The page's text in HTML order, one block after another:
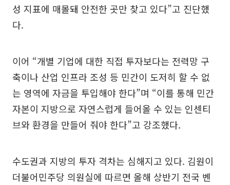
성 지표에 매몰돼 안전한 곳만 찾고 있다”고 진단했
다.
이어 “개별 기업에 대한 직접 투자보다는 전력망 구
축이나 산업 인프라 조성 등 민간이 도저히 할 수 없
는 영역에 자금을 투입해야 한다”며 “이를 통해 민간
자본이 지방으로 자연스럽게 들어올 수 있는 인센티
브와 환경을 만들어 줘야 한다”고 강조했다.
수도권과 지방의 투자 격차는 심해지고 있다. 김원이
더불어민주당 의원실에 따르면 올해 상반기 전국 벤